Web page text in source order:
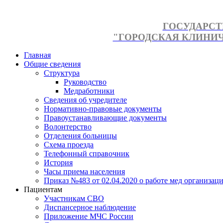
"ГОРОДСКАЯ
Главная
Общие сведения
Структура
Руководство
Медработники
Сведения об учредителе
Нормативно-правовые документы
Правоустанавливающие документы
Волонтерство
Отделения больницы
Схема проезда
Телефонный справочник
История
Часы приема населения
Приказ №483 от 02.04.2020 о работе мед
Пациентам
Участникам СВО
Диспансерное наблюдение
Приложение МЧС России